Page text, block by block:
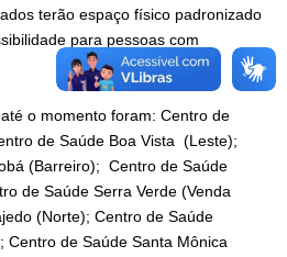
terão espaço físico padronizado
para pessoas com
o momento foram: Centro de
de Saúde Boa Vista (Leste);
(Barreiro); Centro de Saúde
de Saúde Serra Verde (Venda
(Norte); Centro de Saúde
Centro de Saúde Santa Mônica